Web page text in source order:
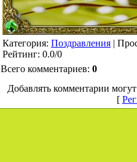
Категория: Поздравления |
Рейтинг: 0.0/0
Всего комментариев: 0
Добавлять комментарии
[